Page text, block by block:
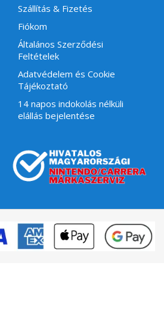
Szállítás & Fizetés
Fiókom
Általános Szerződési
Feltételek
Adatvédelem és Cookie
Tájékoztató
14 napos indokolás nélküli
elállás bejelentése